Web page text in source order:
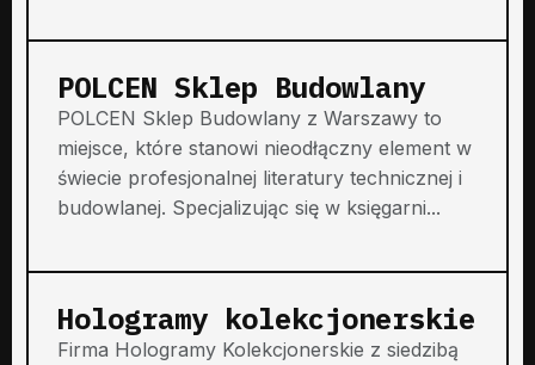
POLCEN Sklep Budowlany
POLCEN Sklep Budowlany z Warszawy to
miejsce, które stanowi nieodłączny element w
świecie profesjonalnej literatury technicznej i
budowlanej. Specjalizując się w księgarni...
Hologramy kolekcjonerskie
Firma Hologramy Kolekcjonerskie z siedzibą